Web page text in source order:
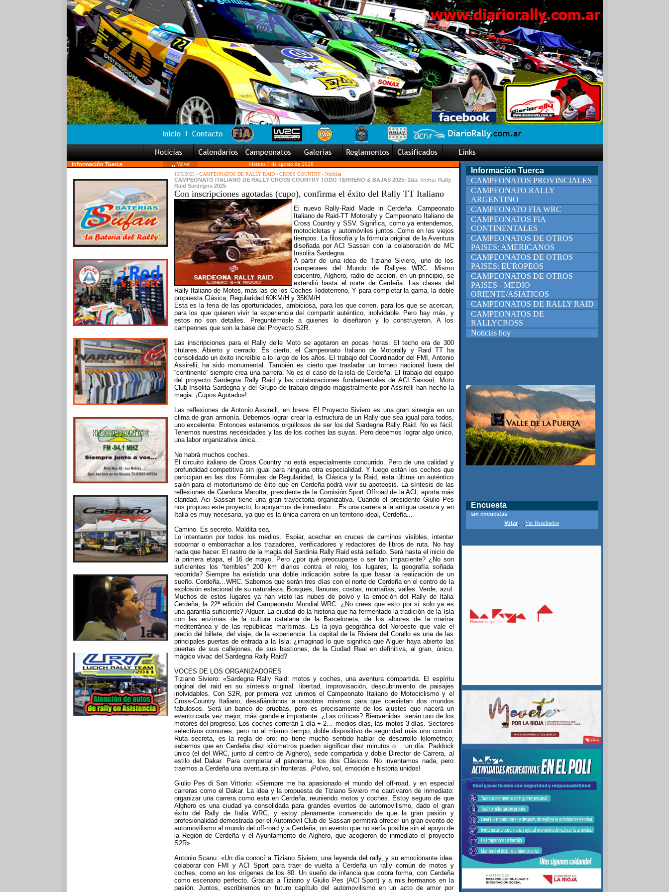
Información Tuerca Volver viernes 7 de agosto de 2026
Información Tuerca
CAMPEONATOS PROVINCIALES
CAMPEONATO RALLY
ARGENTINO
CAMPEONATO FIA WRC
CAMPEONATOS FIA
CONTINENTALES
CAMPEONATOS DE OTROS
PAISES: AMERICANOS
CAMPEONATOS DE OTROS
PAISES: EUROPEOS
CAMPEONATOS DE OTROS
PAISES - MEDIO
ORIENTE/ASIATICOS
CAMPEONATOS DE RALLY RAID
CAMPEONATOS DE
RALLYCROSS
Noticias hoy
Encuesta
sin encuestas
Votar
Ver Resultados
13/5/2025 - CAMPEONATOS DE RALLY RAID- CROSS COUNTRY - Noticias
CAMPEONATO ITALIANO DE RALLY CROSS COUNTRY TODO TERRENO & BAJAS 2025: 2da. fecha: Rally
Raid Sardegna 2025
Con inscripciones agotadas (cupo), confirma el éxito del Rally TT Italiano
El nuevo Rally-Raid Made in Cerdeña. Campeonato
Italiano de Raid-TT Motorally y Campeonato Italiano de
Cross Country y SSV. Significa, como ya entendemos,
motocicletas y automóviles juntos. Como en los viejos
tiempos. La filosofía y la fórmula original de la Aventura
diseñada por ACI Sassari con la colaboración de MC
Insolita Sardegna.
A partir de una idea de Tiziano Siviero, uno de los
campeones del Mundo de Rallyes WRC. Mismo
epicentro, Alghero, radio de acción, en un principio, se
extendió hasta el norte de Cerdeña. Las clases del
Rally Italiano de Motos, más las de los Coches Todoterreno. Y para completar la gama, la doble
propuesta Clásica, Regularidad 60KM/H y 35KM/H.
Esta es la feria de las oportunidades, ambiciosa, para los que corren, para los que se acercan,
para los que quieren vivir la experiencia del compartir auténtico, inolvidable. Pero hay más, y
estos no son detalles. Preguntémosle a quienes lo diseñaron y lo construyeron. A los
campeones que son la base del Proyecto S2R.
Las inscripciones para el Rally delle Moto se agotaron en pocas horas. El techo era de 300
titulares. Abierto y cerrado. Es cierto, el Campeonato Italiano de Motorally y Raid TT ha
consolidado un éxito increíble a lo largo de los años. El trabajo del Coordinador del FMI, Antonio
Assirelli, ha sido monumental. También es cierto que trasladar un torneo nacional fuera del
“continente” siempre crea una barrera. No es el caso de la isla de Cerdeña. El trabajo del equipo
del proyecto Sardegna Rally Raid y las colaboraciones fundamentales de ACI Sassari, Moto
Club Insolita Sardegna y del Grupo de trabajo dirigido magistralmente por Assirelli han hecho la
magia. ¡Cupos Agotados!
Las reflexiones de Antonio Assirelli, en breve. El Proyecto Siviero es una gran sinergia en un
clima de gran armonía. Debemos lograr crear la estructura de un Rally que sea igual para todos,
uno excelente. Entonces estaremos orgullosos de ser los del Sardegna Rally Raid. No es fácil.
Tenemos nuestras necesidades y las de los coches las suyas. Pero debemos lograr algo único,
una labor organizativa única…
No habrá muchos coches.
El circuito italiano de Cross Country no está especialmente concurrido. Pero de una calidad y
profundidad competitiva sin igual para ninguna otra especialidad. Y luego están los coches que
participan en las dos Fórmulas de Regularidad, la Clásica y la Raid, esta última un auténtico
salón para el motorturismo de élite que en Cerdeña podrá vivir su apoteosis. La síntesis de las
reflexiones de Gianluca Marotta, presidente de la Comisión Sport Offroad de la ACI, aporta más
claridad. Aci Sassari tiene una gran trayectoria organizativa. Cuando el presidente Giulio Pes
nos propuso este proyecto, lo apoyamos de inmediato... Es una carrera a la antigua usanza y en
Italia es muy necesaria, ya que es la única carrera en un territorio ideal, Cerdeña...
Camino. Es secreto. Maldita sea.
Lo intentaron por todos los medios. Espiar, acechar en cruces de caminos visibles, intentar
sobornar o emborrachar a los trazadores, verificadores y redactores de libros de ruta. No hay
nada que hacer. El rastro de la magia del Sardinia Rally Raid está sellado. Será hasta el inicio de
la primera etapa, el 16 de mayo. Pero ¿por qué preocuparse o ser tan impaciente? ¿No son
suficientes los “terribles” 200 km diarios contra el reloj, los lugares, la geografía soñada
recorrida? Siempre ha existido una doble indicación sobre la que basar la realización de un
sueño. Cerdeña…WRC. Sabemos que serán tres días con el norte de Cerdeña en el centro de la
explosión estacional de su naturaleza. Bosques, llanuras, costas, montañas, valles. Verde, azul.
Muchos de estos lugares ya han visto las nubes de polvo y la emoción del Rally de Italia
Cerdeña, la 22ª edición del Campeonato Mundial WRC. ¿No crees que esto por sí solo ya es
una garantía suficiente? Alguer. La ciudad de la historia que ha fermentado la tradición de la Isla
con las enzimas de la cultura catalana de la Barceloneta, de los albores de la marina
mediterránea y de las repúblicas marítimas. Es la joya geográfica del Noroeste que vale el
precio del billete, del viaje, de la experiencia. La capital de la Riviera del Corallo es una de las
principales puertas de entrada a la Isla: ¿imaginad lo que significa que Alguer haya abierto las
puertas de sus callejones, de sus bastiones, de la Ciudad Real en definitiva, al gran, único,
mágico vivac del Sardegna Rally Raid?
VOCES DE LOS ORGANIZADORES
Tiziano Siviero: «Sardegna Rally Raid: motos y coches, una aventura compartida. El espíritu
original del raid en su síntesis original: libertad, improvisación, descubrimiento de paisajes
inolvidables. Con S2R, por primera vez unimos el Campeonato Italiano de Motociclismo y el
Cross-Country Italiano, desafiándonos a nosotros mismos para que coexistan dos mundos
fabulosos. Será un banco de pruebas, pero es precisamente de los ajustes que nacerá un
evento cada vez mejor, más grande e importante. ¿Las críticas? Bienvenidas: serán uno de los
motores del progreso. Los coches correrán 1 día + 2… medios días, las motos 3 días. Sectores
selectivos comunes, pero no al mismo tiempo, doble dispositivo de seguridad más uno común.
Ruta secreta, es la regla de oro; no tiene mucho sentido hablar de desarrollo kilométrico;
sabemos que en Cerdeña diez kilómetros pueden significar diez minutos o… un día. Paddock
único (el del WRC, junto al centro de Alghero), sede compartida y doble Director de Carrera, al
estilo del Dakar. Para completar el panorama, los dos Clásicos. No inventamos nada, pero
traemos a Cerdeña una aventura sin fronteras. ¡Polvo, sol, emoción e historia unidos!
Giulio Pes di San Vittorio: «Siempre me ha apasionado el mundo del off-road, y en especial
carreras como el Dakar. La idea y la propuesta de Tiziano Siviero me cautivaron de inmediato:
organizar una carrera como esta en Cerdeña, reuniendo motos y coches. Estoy seguro de que
Alghero es una ciudad ya consolidada para grandes eventos de automovilismo, dado el gran
éxito del Rally de Italia WRC, y estoy plenamente convencido de que la gran pasión y
profesionalidad demostrada por el Automóvil Club de Sassari permitirá ofrecer un gran evento de
automovilismo al mundo del off-road y a Cerdeña, un evento que no sería posible sin el apoyo de
la Región de Cerdeña y el Ayuntamiento de Alghero, que acogieron de inmediato el proyecto
S2R».
Antonio Scanu: «Un día conocí a Tiziano Siviero, una leyenda del rally, y su emocionante idea:
colaborar con FMI y ACI Sport para traer de vuelta a Cerdeña un rally común de motos y
coches, como en los orígenes de los 80. Un sueño de infancia que cobra forma, con Cerdeña
como escenario perfecto. Gracias a Tiziano y Giulio Pes (ACI Sport) y a mis hermanos en la
pasión. Juntos, escribiremos un futuro capítulo del automovilismo en un acto de amor por